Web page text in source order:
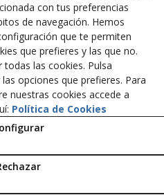
C/. Ponent, 3
( Lleida)España
75 03 13
75 17 72
Legal
Privacidad
con tus preferencias
de navegación. Hemos
que te permiten
que prefieres y las que no.
todas las cookies. Pulsa
opciones que prefieres. Para
nuestras cookies accede a
Política de Cookies